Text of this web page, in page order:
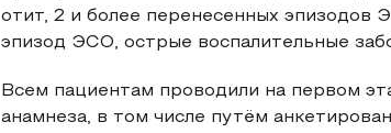
отит, 2 и более перенесенных эпизодов
эпизод ЭСО, острые воспалительные
Всем пациентам проводили на первом
анамнеза, в том числе путём